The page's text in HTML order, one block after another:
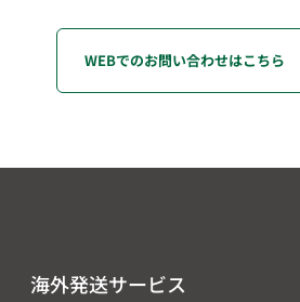
海外発送サービス